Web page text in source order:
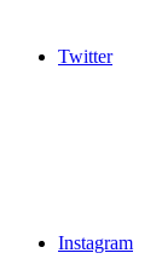
Twitter
Instagram